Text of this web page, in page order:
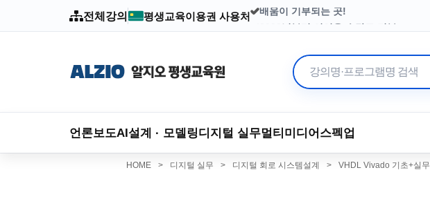
전체강의 평생교육이용권 사용처
배움이 기부되는 곳!
2003년부터 이어온 수강료 기부
언론보도AI설계 · 모델링디지털 실무멀티미디어 스펙업
HOME > 디지털 실무 > 디지털 회로 시스템설계 > VHDL Vivado 기초+실무